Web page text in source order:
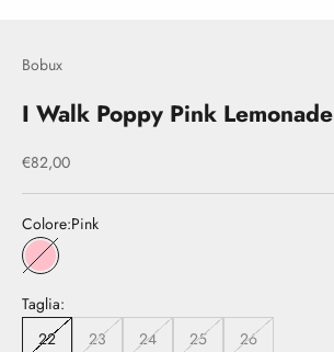
Bobux
I Walk Poppy Pink Lemonade
Prezzo scontato
€82,00
Colore:Pink
Pink
Taglia:
22
23 24 25 26